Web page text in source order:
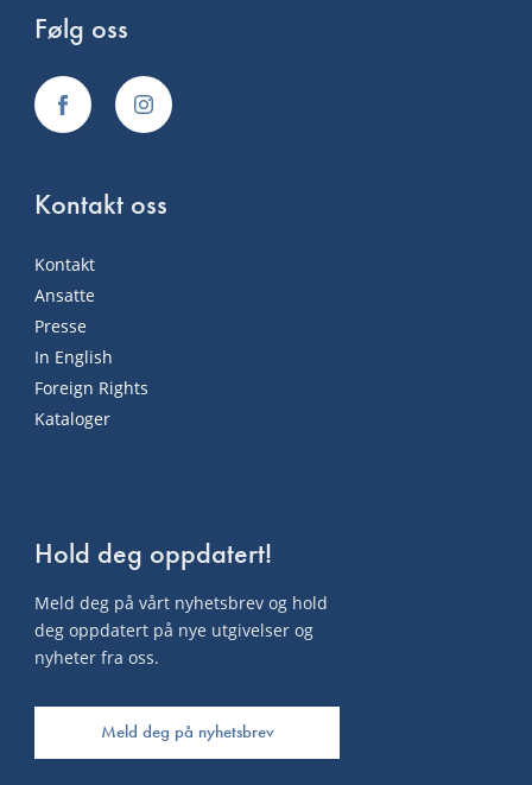
Følg oss
Kontakt oss
Kontakt
Ansatte
Presse
In English
Foreign Rights
Kataloger
Hold deg oppdatert!
Meld deg på vårt nyhetsbrev og hold
deg oppdatert på nye utgivelser og
nyheter fra oss.
Meld deg på nyhetsbrev